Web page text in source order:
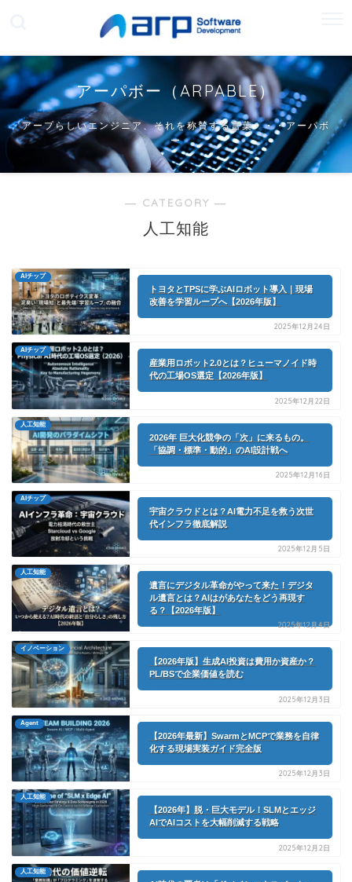
アーパボー（ARPABLE）
アープらしいエンジニア、それを称賛する言葉・・・アーパボ
ー
― CATEGORY ―
人工知能
AIチップ
トヨタとTPSに学ぶAIロボット導入｜現場
改善を学習ループへ【2026年版】
2025年12月24日
AIチップ
産業用ロボット2.0とは？ヒューマノイド時
代の工場OS選定【2026年版】
2025年12月22日
人工知能
2026年 巨大化競争の「次」に来るもの。
「協調・標準・動的」のAI設計戦へ
2025年12月16日
AIチップ
宇宙クラウドとは？AI電力不足を救う次世
代インフラ徹底解説
2025年12月5日
人工知能
遺言にデジタル革命がやって来た！デジタ
ル遺言とは？AIはがあなたをどう再現す
る？【2026年版】
2025年12月4日
イノベーション
【2026年版】生成AI投資は費用か資産か？
PL/BSで企業価値を読む
2025年12月3日
Agent
【2026年最新】SwarmとMCPで業務を自律
化する現場実装ガイド完全版
2025年12月3日
人工知能
【2026年】脱・巨大モデル！SLMとエッジ
AIでAIコストを大幅削減する戦略
2025年12月2日
人工知能